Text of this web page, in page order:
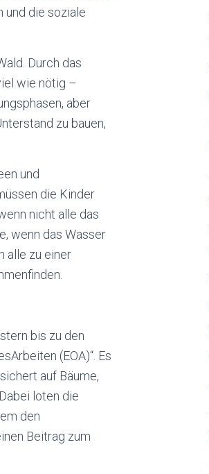
und die soziale
Durch das
wie nötig –
aber
zu bauen,
und
die Kinder
nicht alle das
wenn das Wasser
alle zu einer
bis zu den
(EOA)“. Es
auf Bäume,
loten die
den
Beitrag zum